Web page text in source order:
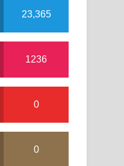
23,365
1236
0
0